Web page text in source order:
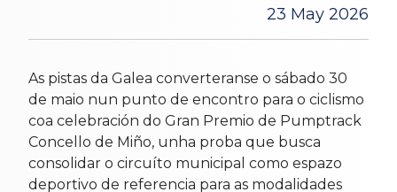
23 May 2026
As pistas da Galea converteranse o sábado 30
de maio nun punto de encontro para o ciclismo
coa celebración do Gran Premio de Pumptrack
Concello de Miño, unha proba que busca
consolidar o circuíto municipal como espazo
deportivo de referencia para as modalidades